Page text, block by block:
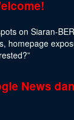
on Siaran-
homepage
?”
News